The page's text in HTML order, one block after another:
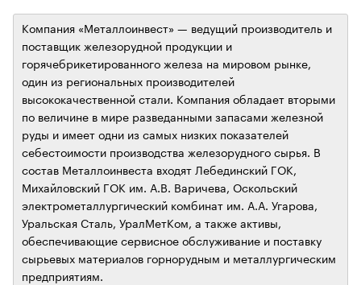
Компания «Металлоинвест» — ведущий производитель и
поставщик железорудной продукции и
горячебрикетированного железа на мировом рынке,
один из региональных производителей
высококачественной стали. Компания обладает вторыми
по величине в мире разведанными запасами железной
руды и имеет одни из самых низких показателей
себестоимости производства железорудного сырья. В
состав Металлоинвеста входят Лебединский ГОК,
Михайловский ГОК им. А.В. Варичева, Оскольский
электрометаллургический комбинат им. А.А. Угарова,
Уральская Сталь, УралМетКом, а также активы,
обеспечивающие сервисное обслуживание и поставку
сырьевых материалов горнорудным и металлургическим
предприятиям.